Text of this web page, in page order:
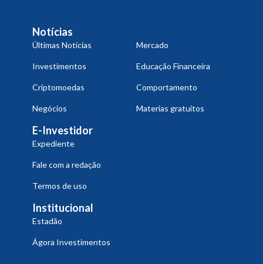
Notícias
Últimas Notícias Mercado
Investimentos Educação Financeira
Criptomoedas Comportamento
Negócios Materias gratuitos
E-Investidor
Expediente
Fale com a redação
Termos de uso
Institucional
Estadão
Ágora Investimentos